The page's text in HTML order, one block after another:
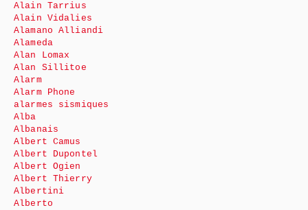
Alain Tarrius
Alain Vidalies
Alamano Alliandi
Alameda
Alan Lomax
Alan Sillitoe
Alarm
Alarm Phone
alarmes sismiques
Alba
Albanais
Albert Camus
Albert Dupontel
Albert Ogien
Albert Thierry
Albertini
Alberto